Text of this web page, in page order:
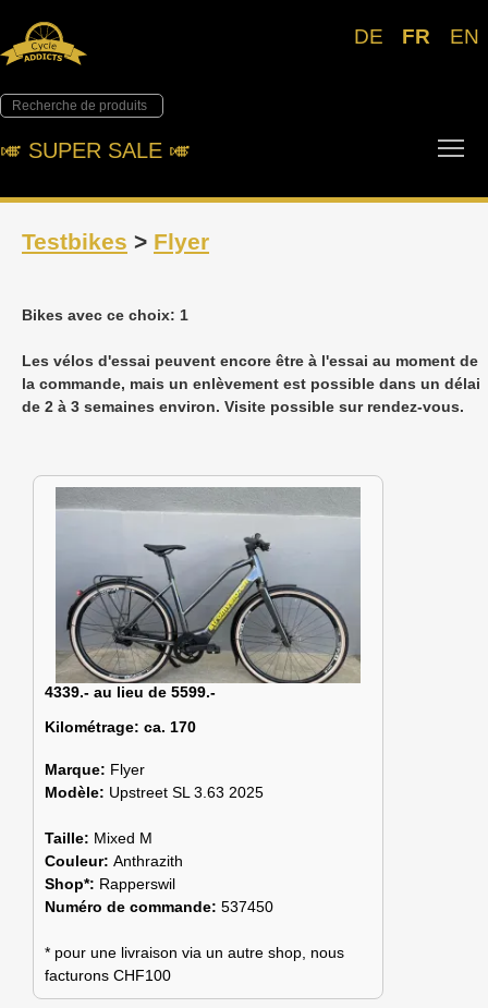
DE FR EN
🎺︎ SUPER SALE 🎺︎
Testbikes > Flyer
Bikes avec ce choix: 1
Les vélos d'essai peuvent encore être à l'essai au moment de
la commande, mais un enlèvement est possible dans un délai
de 2 à 3 semaines environ. Visite possible sur rendez-vous.
4339.- au lieu de 5599.-
Kilométrage: ca. 170
Marque: Flyer
Modèle: Upstreet SL 3.63 2025
Taille: Mixed M
Couleur: Anthrazith
Shop*: Rapperswil
Numéro de commande: 537450
* pour une livraison via un autre shop, nous
facturons CHF100